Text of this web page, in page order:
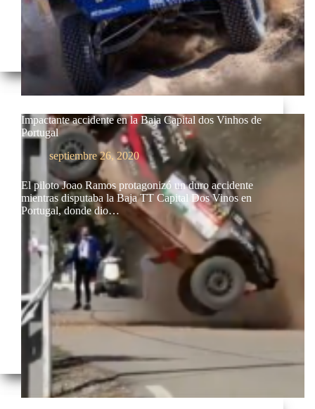
Impactante accidente en la Baja Capital dos Vinhos de
Portugal
septiembre 26, 2020
El piloto Joao Ramos protagonizó un duro accidente
mientras disputaba la Baja TT Capital Dos Vinos en
Portugal, donde dio…